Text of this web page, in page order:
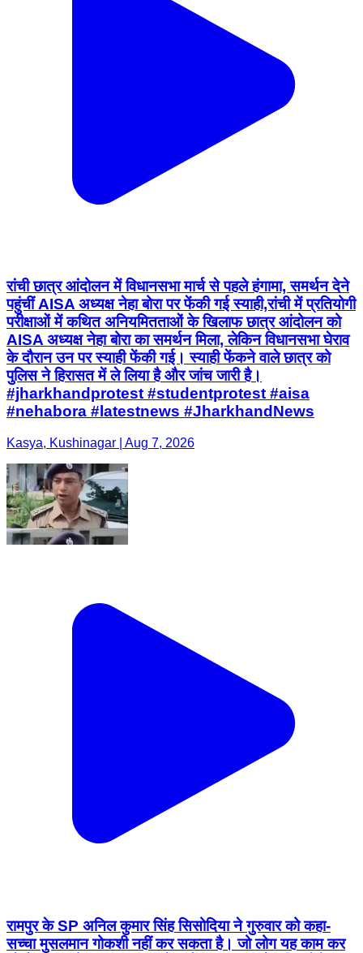
रांची छात्र आंदोलन में विधानसभा मार्च से पहले हंगामा, समर्थन देने
पहुंचीं AISA अध्यक्ष नेहा बोरा पर फेंकी गई स्याही,रांची में प्रतियोगी
परीक्षाओं में कथित अनियमितताओं के खिलाफ छात्र आंदोलन को
AISA अध्यक्ष नेहा बोरा का समर्थन मिला, लेकिन विधानसभा घेराव
के दौरान उन पर स्याही फेंकी गई। स्याही फेंकने वाले छात्र को
पुलिस ने हिरासत में ले लिया है और जांच जारी है।
#jharkhandprotest #studentprotest #aisa
#nehabora #latestnews #JharkhandNews
Kasya, Kushinagar | Aug 7, 2026
रामपुर के SP अनिल कुमार सिंह सिसोदिया ने गुरुवार को कहा-
सच्चा मुसलमान गोकशी नहीं कर सकता है। जो लोग यह काम कर